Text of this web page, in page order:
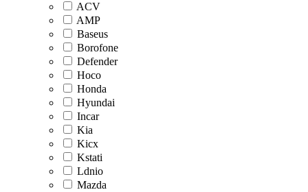
ACV
AMP
Baseus
Borofone
Defender
Hoco
Honda
Hyundai
Incar
Kia
Kicx
Kstati
Ldnio
Mazda